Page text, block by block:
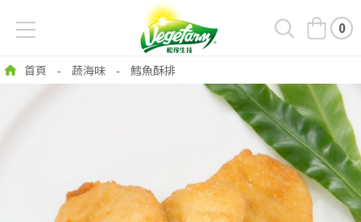
0
首頁 - 蔬海味 - 鱈魚酥排